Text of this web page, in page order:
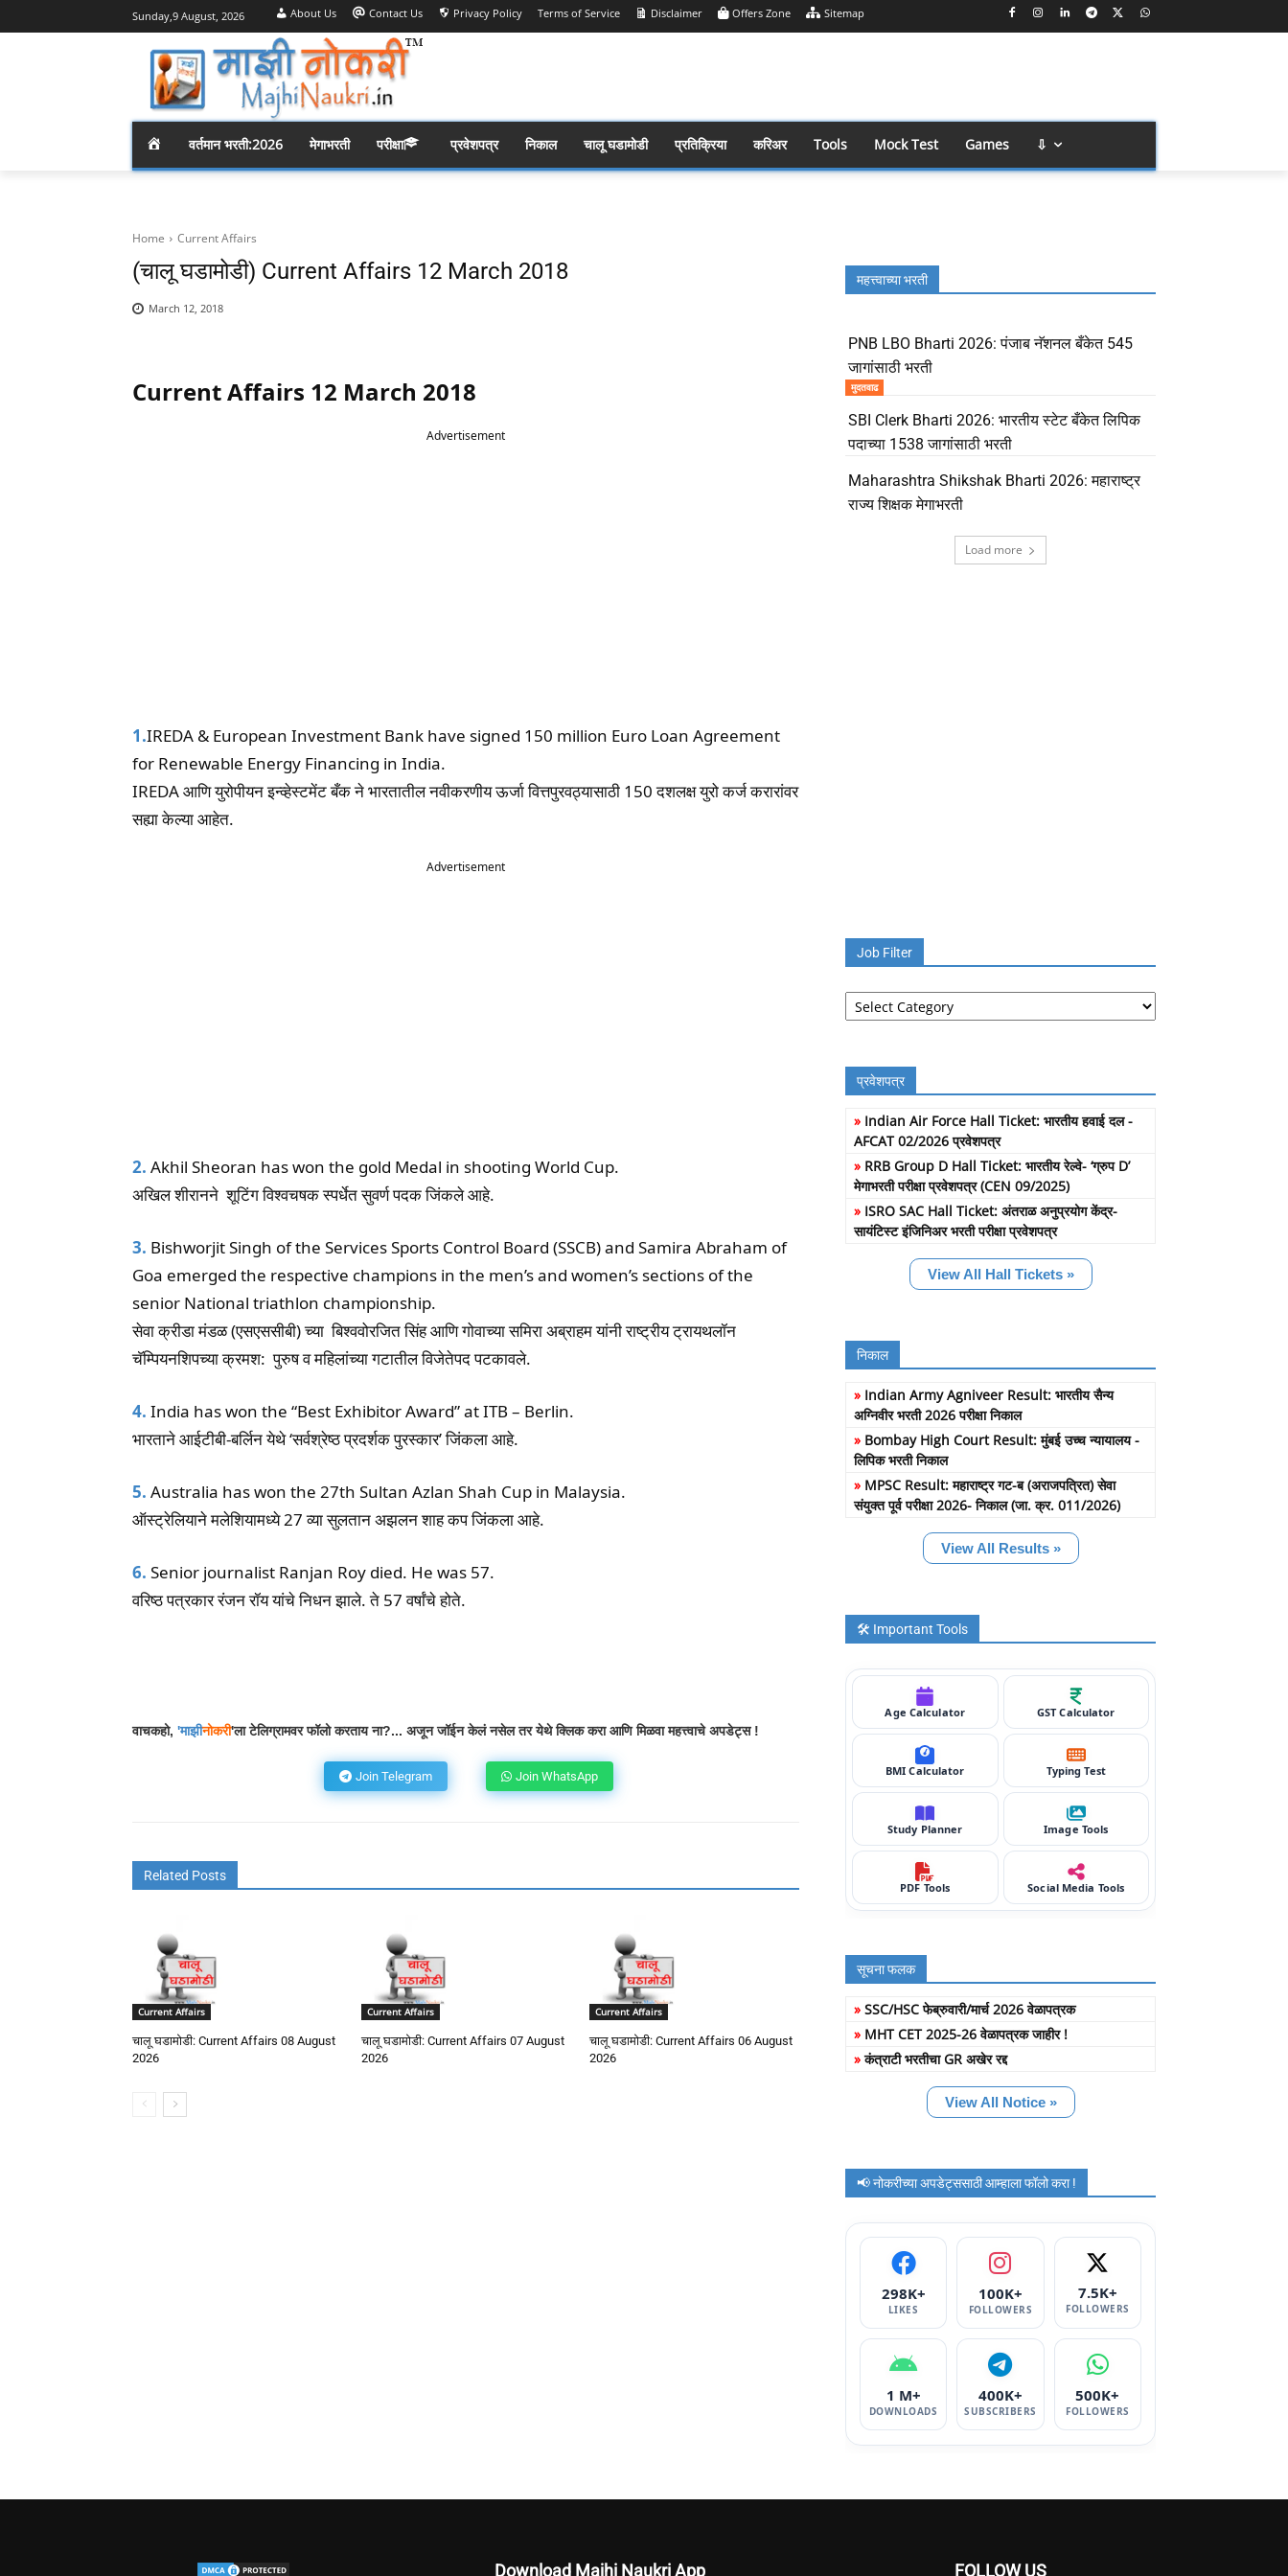
Sunday,9 August, 2026 About Us Contact Us Privacy Policy Terms of Service Disclaimer Offers Zone Sitemap
M
E
वर्तमान भरती:2026 मेगाभरती परीक्षा प्रवेशपत्र निकाल चालू घडामोडी प्रतिक्रिया करिअर Tools Mock Test Games ⇩
Home Current Affairs
(चालू घडामोडी) Current Affairs 12 March 2018
March 12, 2018
Current Affairs 12 March 2018
Advertisement
1.IREDA & European Investment Bank have signed 150 million Euro Loan Agreement
for Renewable Energy Financing in India.
IREDA आणि युरोपीयन इन्व्हेस्टमेंट बँक ने भारतातील नवीकरणीय ऊर्जा वित्तपुरवठ्यासाठी 150 दशलक्ष युरो कर्ज करारांवर
सह्या केल्या आहेत.
Advertisement
2. Akhil Sheoran has won the gold Medal in shooting World Cup.
अखिल शीरानने शूटिंग विश्वचषक स्पर्धेत सुवर्ण पदक जिंकले आहे.
3. Bishworjit Singh of the Services Sports Control Board (SSCB) and Samira Abraham of
Goa emerged the respective champions in the men’s and women’s sections of the
senior National triathlon championship.
सेवा क्रीडा मंडळ (एसएससीबी) च्या बिश्ववोरजित सिंह आणि गोवाच्या समिरा अब्राहम यांनी राष्ट्रीय ट्रायथलॉन
चॅम्पियनशिपच्या क्रमश: पुरुष व महिलांच्या गटातील विजेतेपद पटकावले.
4. India has won the “Best Exhibitor Award” at ITB – Berlin.
भारताने आईटीबी-बर्लिन येथे ‘सर्वश्रेष्ठ प्रदर्शक पुरस्कार’ जिंकला आहे.
5. Australia has won the 27th Sultan Azlan Shah Cup in Malaysia.
ऑस्ट्रेलियाने मलेशियामध्ये 27 व्या सुलतान अझलन शाह कप जिंकला आहे.
6. Senior journalist Ranjan Roy died. He was 57.
वरिष्ठ पत्रकार रंजन रॉय यांचे निधन झाले. ते 57 वर्षांचे होते.
वाचकहो, 'माझीनोकरी'ला टेलिग्रामवर फॉलो करताय ना?... अजून जॉईन केलं नसेल तर येथे क्लिक करा आणि मिळवा महत्त्वाचे अपडेट्स !
Join Telegram Join WhatsApp
Related Posts
Current Affairs
चालू घडामोडी: Current Affairs 08 August
2026
Current Affairs
चालू घडामोडी: Current Affairs 07 August
2026
Current Affairs
चालू घडामोडी: Current Affairs 06 August
2026
महत्त्वाच्या भरती
PNB LBO Bharti 2026: पंजाब नॅशनल बँकेत 545
जागांसाठी भरती
मुदतवाढ
SBI Clerk Bharti 2026: भारतीय स्टेट बँकेत लिपिक
पदाच्या 1538 जागांसाठी भरती
Maharashtra Shikshak Bharti 2026: महाराष्ट्र
राज्य शिक्षक मेगाभरती
Load more
Job Filter
Job
Filter
प्रवेशपत्र
» Indian Air Force Hall Ticket: भारतीय हवाई दल -
AFCAT 02/2026 प्रवेशपत्र
» RRB Group D Hall Ticket: भारतीय रेल्वे- ‘ग्रुप D’
मेगाभरती परीक्षा प्रवेशपत्र (CEN 09/2025)
» ISRO SAC Hall Ticket: अंतराळ अनुप्रयोग केंद्र-
सायंटिस्ट इंजिनिअर भरती परीक्षा प्रवेशपत्र
View All Hall Tickets »
निकाल
» Indian Army Agniveer Result: भारतीय सैन्य
अग्निवीर भरती 2026 परीक्षा निकाल
» Bombay High Court Result: मुंबई उच्च न्यायालय -
लिपिक भरती निकाल
» MPSC Result: महाराष्ट्र गट-ब (अराजपत्रित) सेवा
संयुक्त पूर्व परीक्षा 2026- निकाल (जा. क्र. 011/2026)
View All Results »
🛠️ Important Tools
Age Calculator GST Calculator
BMI Calculator Typing Test
Study Planner Image Tools
PDF Tools Social Media Tools
सूचना फलक
» SSC/HSC फेब्रुवारी/मार्च 2026 वेळापत्रक
» MHT CET 2025-26 वेळापत्रक जाहीर !
»कंत्राटी भरतीचा GR अखेर रद्द
View All Notice »
📢 नोकरीच्या अपडेट्ससाठी आम्हाला फॉलो करा !
298K+
LIKES
100K+
FOLLOWERS
7.5K+
FOLLOWERS
1 M+
DOWNLOADS
400K+
SUBSCRIBERS
500K+
FOLLOWERS
Download Majhi Naukri App FOLLOW US